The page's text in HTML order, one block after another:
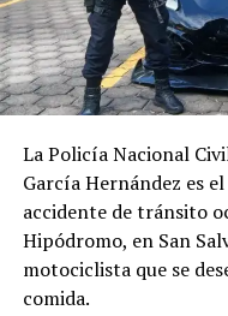
La Policía Nacional
García Hernández es
accidente de tránsito
Hipódromo, en San
motociclista que se
comida.